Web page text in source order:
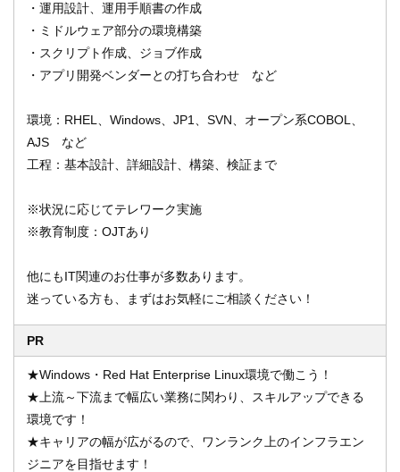
・運用設計、運用手順書の作成
・ミドルウェア部分の環境構築
・スクリプト作成、ジョブ作成
・アプリ開発ベンダーとの打ち合わせ など
環境：RHEL、Windows、JP1、SVN、オープン系COBOL、
AJS など
工程：基本設計、詳細設計、構築、検証まで
※状況に応じてテレワーク実施
※教育制度：OJTあり
他にもIT関連のお仕事が多数あります。
迷っている方も、まずはお気軽にご相談ください！
PR
★Windows・Red Hat Enterprise Linux環境で働こう！
★上流～下流まで幅広い業務に関わり、スキルアップできる
環境です！
★キャリアの幅が広がるので、ワンランク上のインフラエン
ジニアを目指せます！